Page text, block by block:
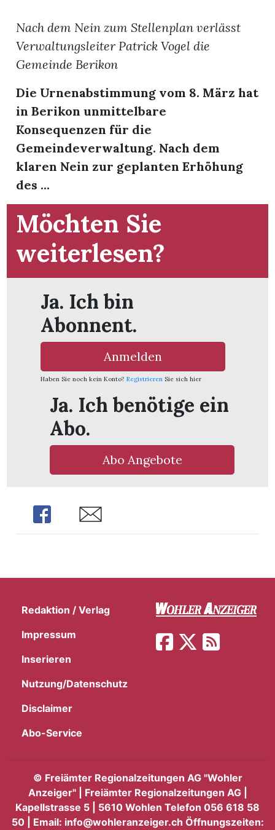
Nach dem Nein zum Stellenplan verlässt
Verwaltungsleiter Patrick Vogel die
Gemeinde Berikon
Die Urnenabstimmung vom 8. März hat
in Berikon unmittelbare
Konsequenzen für die
Gemeindeverwaltung. Nach dem
klaren Nein zur geplanten Erhöhung
des ...
Möchten Sie
weiterlesen?
Ja. Ich bin
Abonnent.
Anmelden
Haben Sie noch kein Konto? Registrieren Sie sich hier
Ja. Ich benötige ein
Abo.
Abo Angebote
Share Share
Redaktion / Verlag
Impressum
Inserieren
Nutzung/Datenschutz
Disclaimer
Abo-Service
© Freiämter Regionalzeitungen AG "Wohler
Anzeiger" | Freiämter Regionalzeitungen AG |
Kapellstrasse 5 | 5610 Wohlen Telefon 056 618 58
50 | Email: info@wohleranzeiger.ch Öffnungszeiten: